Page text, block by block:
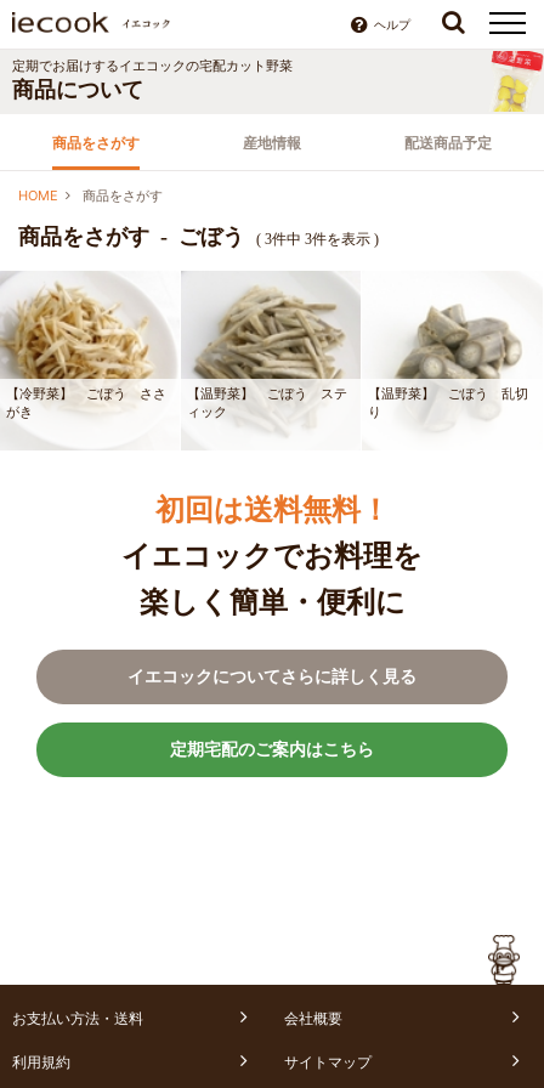
ヘルプ
商品をさがす 産地情報 配送商品予定
定期でお届けするイエコックの宅配カット野菜
商品について
HOME 商品をさがす
商品をさがす - ごぼう ( 3件中 3件を表示 )
【冷野菜】 ごぼう ささ
がき
【温野菜】 ごぼう ステ
ィック
【温野菜】 ごぼう 乱切
り
初回は送料無料！
イエコックでお料理を
楽しく簡単・便利に
イエコックについてさらに詳しく見る
定期宅配のご案内はこちら
お支払い方法・送料 会社概要
利用規約 サイトマップ